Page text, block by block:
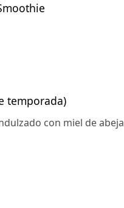
temporada)
con miel de abeja